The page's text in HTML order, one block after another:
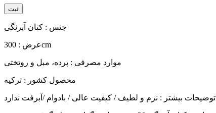
جنس : کتان آبرنگی
عرض : 300cm
موارد مصرفی : پرده، مبل و روتختی
محصول کشور : ترکیه
توضیحات بیشتر : نرم و لطیف / کیفیت عالی / بادوام /آبرفت ندارد